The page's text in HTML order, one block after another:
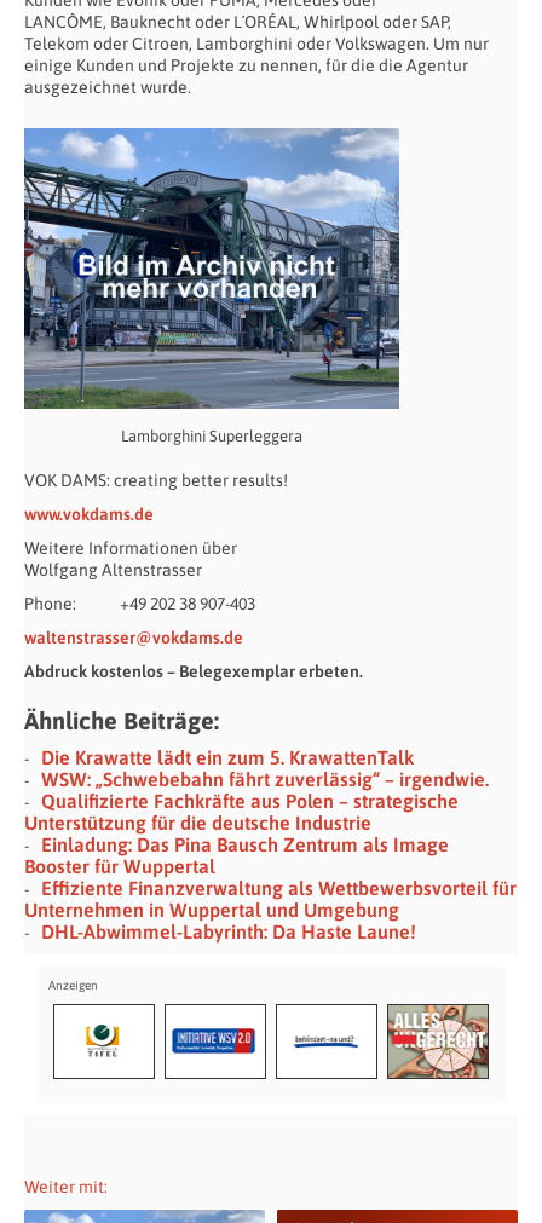
LANCÔME, Bauknecht oder L´ORÉAL, Whirlpool oder SAP,
Telekom oder Citroen, Lamborghini oder Volkswagen. Um nur
einige Kunden und Projekte zu nennen, für die die Agentur
ausgezeichnet wurde.
Lamborghini Superleggera
VOK DAMS: creating better results!
www.vokdams.de
Weitere Informationen über
Wolfgang Altenstrasser
Phone: +49 202 38 907-403
waltenstrasser@vokdams.de
Abdruck kostenlos – Belegexemplar erbeten.
Ähnliche Beiträge:
Die Krawatte lädt ein zum 5. KrawattenTalk
WSW: „Schwebebahn fährt zuverlässig“ – irgendwie.
Qualifizierte Fachkräfte aus Polen – strategische
Unterstützung für die deutsche Industrie
Einladung: Das Pina Bausch Zentrum als Image
Booster für Wuppertal
Effiziente Finanzverwaltung als Wettbewerbsvorteil für
Unternehmen in Wuppertal und Umgebung
DHL-Abwimmel-Labyrinth: Da Haste Laune!
Weiter mit: